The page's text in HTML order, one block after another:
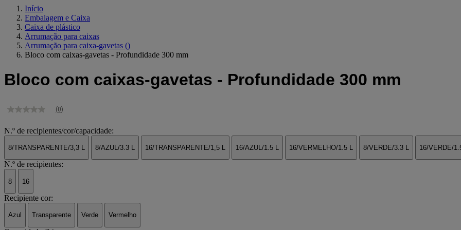
Início
Embalagem e Caixa
Caixa de plástico
Arrumação para caixas
Arrumação para caixa-gavetas ()
Bloco com caixas-gavetas - Profundidade 300 mm
Bloco com caixas-gavetas - Profundidade 300 mm
Sem
de
classificação
Link
a
mesma
página.
(0)
N.º de recipientes/cor/capacidade:
8/TRANSPARENTE/3,3 L 8/AZUL/3.3 L 16/TRANSPARENTE/1,5 L 16/AZUL/1.5 L 16/VERMELHO/1.5 L 8/VERDE/3.3 L 16/VERDE/
N.º de recipientes:
8 16
Recipiente cor:
Azul Transparente Verde Vermelho